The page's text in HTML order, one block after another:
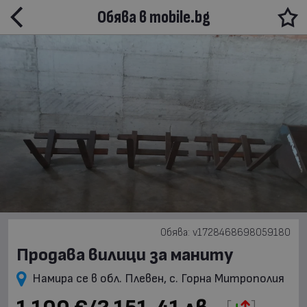
Обява в mobile.bg
Обява: v1728468698059180
Продава вилици за маниту
Намира се в обл. Плевен, с. Горна Митрополия